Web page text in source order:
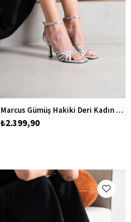
Marcus Gümüş Hakiki Deri Kadın Topuklu Ayakkabı
₺2.399,90